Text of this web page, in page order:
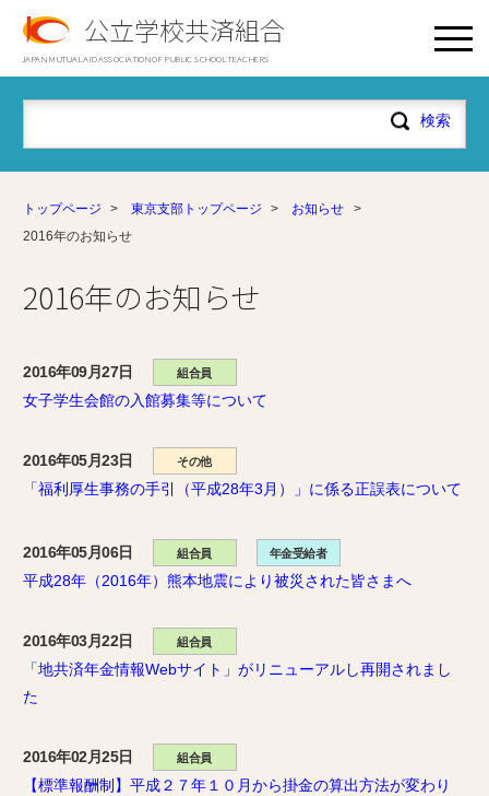
公立学校共済組合
JAPAN MUTUAL AID ASSOCIATION OF PUBLIC SCHOOL TEACHERS
トップページ > 東京支部トップページ > お知らせ
>
2016年のお知らせ
2016年のお知らせ
2016年09月27日 組合員
女子学生会館の入館募集等について
2016年05月23日 その他
「福利厚生事務の手引（平成28年3月）」に係る正誤表について
2016年05月06日 組合員 年金受給者
平成28年（2016年）熊本地震により被災された皆さまへ
2016年03月22日 組合員
「地共済年金情報Webサイト」がリニューアルし再開されまし
た
2016年02月25日 組合員
【標準報酬制】平成２７年１０月から掛金の算出方法が変わり